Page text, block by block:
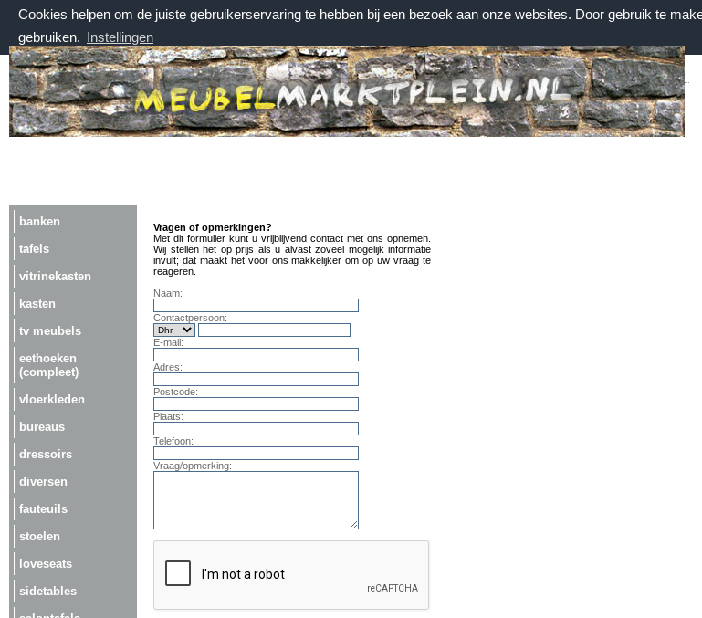
Cookies helpen om de juiste gebruikerservaring te hebben bij een bezoek aan onze websites. Door gebruik te
gebruiken. Instellingen
vrijdag 7 augustus 2026, 16:13 uur
Welkom bij Meubelmarktplein.nl
Home | Contact | Favorieten
banken
tafels
vitrinekasten
kasten
tv meubels
eethoeken
(compleet)
vloerkleden
bureaus
dressoirs
diversen
fauteuils
stoelen
loveseats
sidetables
Vragen of opmerkingen?
Met dit formulier kunt u vrijblijvend contact met ons opnemen.
Wij stellen het op prijs als u alvast zoveel mogelijk informatie
invult; dat maakt het voor ons makkelijker om op uw vraag te
reageren.
Naam:
Contactpersoon:
E-mail:
Adres:
Postcode:
Plaats:
Telefoon:
Vraag/opmerking: